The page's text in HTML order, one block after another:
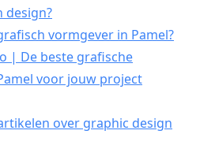
design?
vormgever in Pamel?
| De beste grafische
voor jouw project
over graphic design